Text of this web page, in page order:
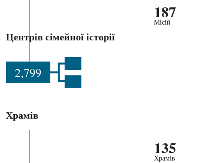
187
Місій
Центрів сімейної історії
2,799
Храмів
135
Храмів